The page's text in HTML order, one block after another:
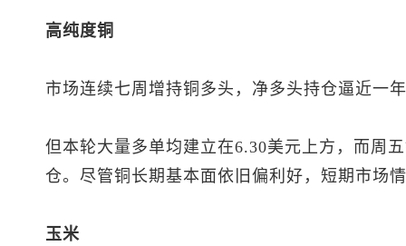
高纯度铜
市场连续七周增持铜多头，净多头持仓逼近一
但本轮大量多单均建立在6.30美元上方，而周
仓。尽管铜长期基本面依旧偏利好，短期市场
玉米